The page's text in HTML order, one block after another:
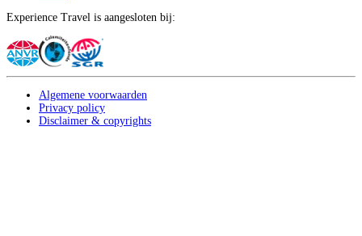
Experience Travel is aangesloten bij:
Algemene voorwaarden
Privacy policy
Disclaimer & copyrights